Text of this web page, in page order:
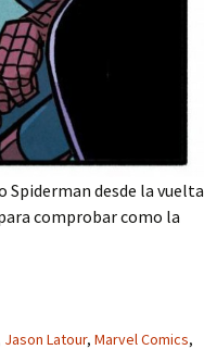
Spiderman desde la vuelta
comprobar como la
Jason Latour, Marvel Comics,